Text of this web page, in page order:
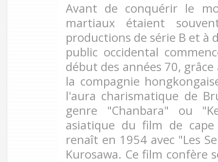
Avant de conquérir le
martiaux étaient
productions de série B et à
public occidental
début des années 70,
la compagnie
l'aura charismatique de
genre "Chanbara" ou
asiatique du film de
renaît en 1954 avec "Les
Kurosawa. Ce film confère